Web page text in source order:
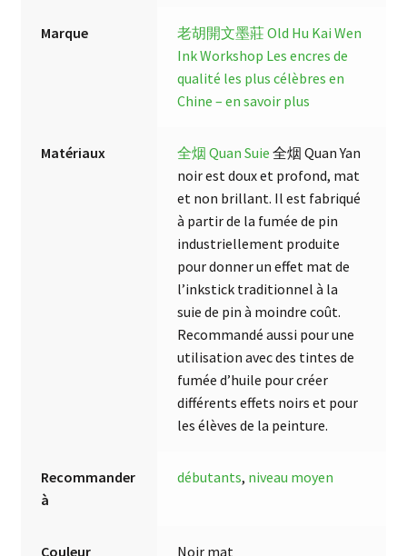
Marque
老胡開文墨莊 Old Hu Kai Wen
Ink Workshop Les encres de
qualité les plus célèbres en
Chine – en savoir plus
Matériaux 全烟 Quan Suie 全烟 Quan Yan
noir est doux et profond, mat
et non brillant. Il est fabriqué
à partir de la fumée de pin
industriellement produite
pour donner un effet mat de
l’inkstick traditionnel à la
suie de pin à moindre coût.
Recommandé aussi pour une
utilisation avec des tintes de
fumée d’huile pour créer
différents effets noirs et pour
les élèves de la peinture.
Recommander
à
débutants, niveau moyen
Couleur Noir mat